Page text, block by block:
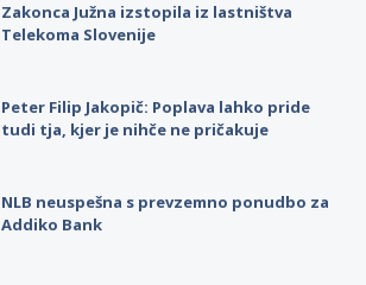
Zakonca Južna izstopila iz lastništva
Telekoma Slovenije
Peter Filip Jakopič: Poplava lahko pride
tudi tja, kjer je nihče ne pričakuje
NLB neuspešna s prevzemno ponudbo za
Addiko Bank